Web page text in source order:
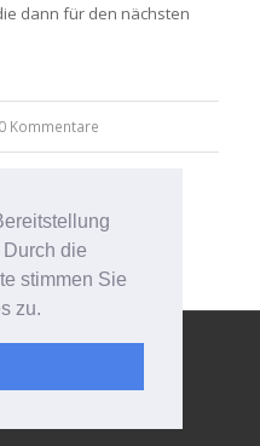
die
stimmen Sie
zu.
dann für den nächsten
0 Kommentare
im Büro - mehr
mit System -